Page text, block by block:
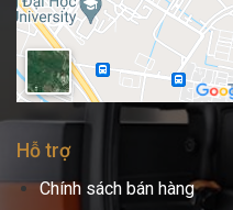
Hỗ trợ
Chính sách bán hàng